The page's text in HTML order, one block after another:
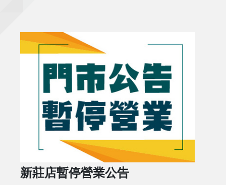
新莊店暫停營業公告